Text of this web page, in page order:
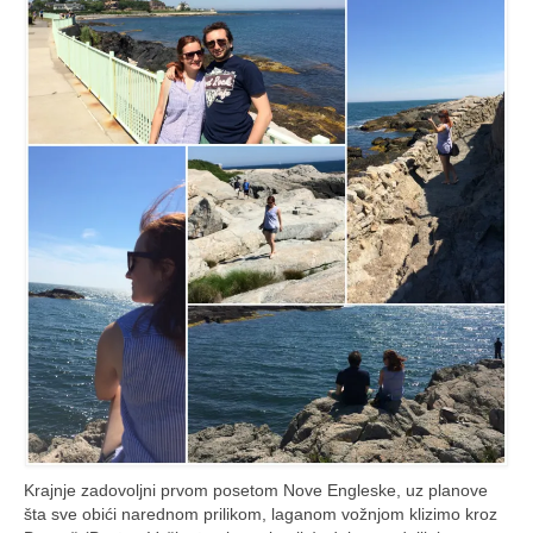
Krajnje zadovoljni prvom posetom Nove Engleske, uz planove
šta sve obići narednom prilikom, laganom vožnjom klizimo kroz